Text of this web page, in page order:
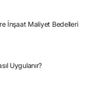
İnşaat Maliyet Bedelleri
Uygulanır?